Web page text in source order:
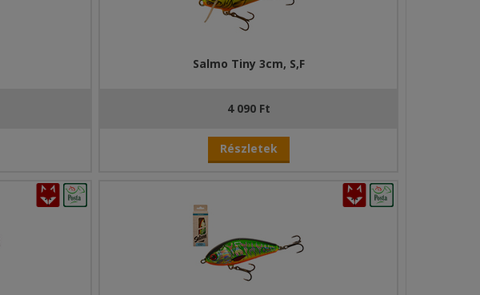
Salmo Tiny 3cm, S,F
4 090 Ft
Részletek